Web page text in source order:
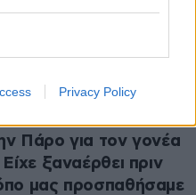
Privacy Policy
Πάρο για τον γονέα
ξαναέρθει πριν
μας προσπαθήσαμε